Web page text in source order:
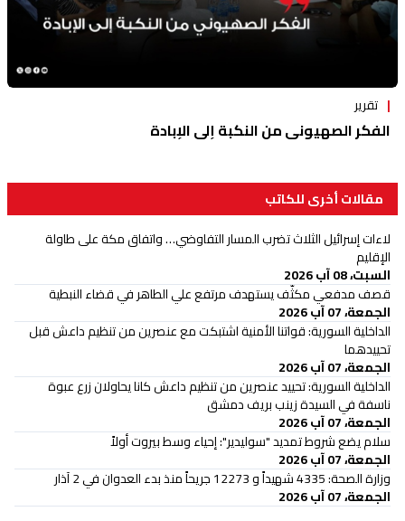
تقرير
الفكر الصهيوني من النكبة إلى الإبادة
مقالات أخرى للكاتب
لاءات إسرائيل الثلاث تضرب المسار التفاوضي… واتفاق مكة على طاولة
الإقليم
السبت، 08 آب 2026
قصف مدفعي مكثّف يستهدف مرتفع علي الطاهر في قضاء النبطية
الجمعة، 07 آب 2026
الداخلية السورية: قواتنا الأمنية اشتبكت مع عنصرين من تنظيم داعش قبل
تحييدهما
الجمعة، 07 آب 2026
الداخلية السورية: تحييد عنصرين من تنظيم داعش كانا يحاولان زرع عبوة
ناسفة في السيدة زينب بريف دمشق
الجمعة، 07 آب 2026
سلام يضع شروط تمديد "سوليدير": إحياء وسط بيروت أولاً
الجمعة، 07 آب 2026
وزارة الصحة: 4335 شهيداً و 12273 جريحاً منذ بدء العدوان في 2 آذار
الجمعة، 07 آب 2026